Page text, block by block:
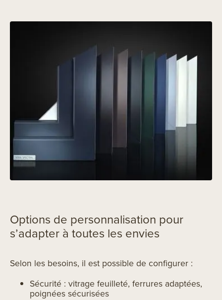
Options de personnalisation pour
s’adapter à toutes les envies
Selon les besoins, il est possible de configurer :
Sécurité : vitrage feuilleté, ferrures adaptées,
poignées sécurisées